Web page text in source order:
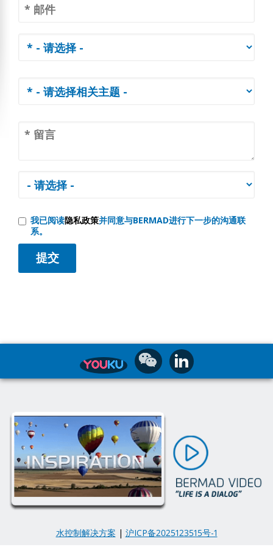
我已阅读隐私政策并同意与BERMAD进行下一步的沟通联
系。
水控制解决方案 | 沪ICP备2025123515号-1